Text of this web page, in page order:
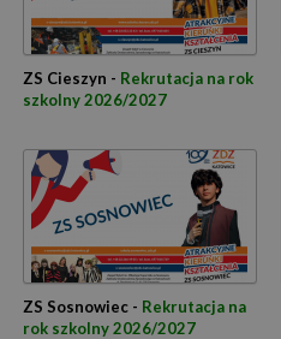
ZS Cieszyn - Rekrutacja na rok
szkolny 2026/2027
ZS Sosnowiec - Rekrutacja na
rok szkolny 2026/2027